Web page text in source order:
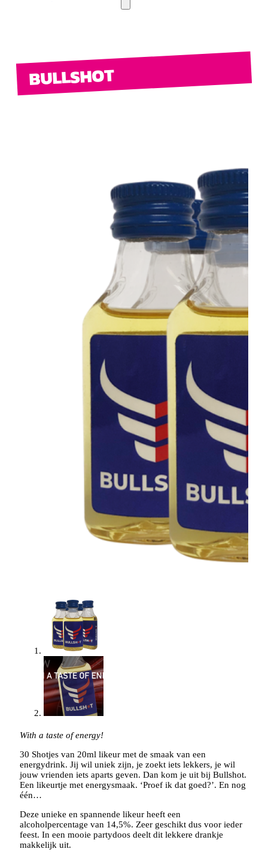
BULLSHOT
With a taste of energy!
30 Shotjes van 20ml likeur met de smaak van een
energydrink. Jij wil uniek zijn, je zoekt iets lekkers, je wil
jouw vrienden iets aparts geven. Dan kom je uit bij Bullshot.
Een likeurtje met energysmaak. ‘Proef ik dat goed?’. En nog
één…
Deze unieke en spannende likeur heeft een
alcoholpercentage van 14,5%. Zeer geschikt dus voor ieder
feest. In een mooie partydoos deelt dit lekkere drankje
makkelijk uit.